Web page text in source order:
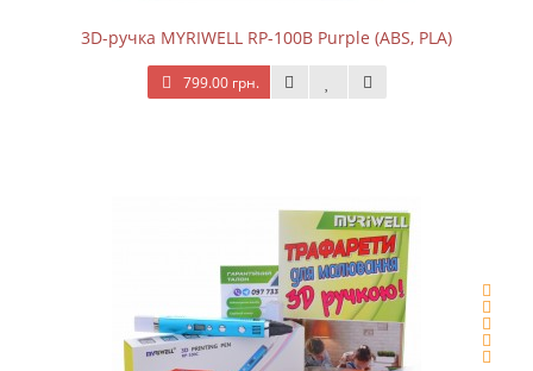
3D-ручка MYRIWELL RP-100B Purple (ABS, PLA)
799.00 грн.